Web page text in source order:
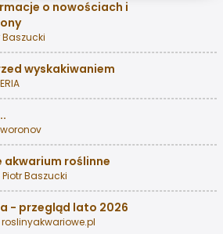
o nowościach i
Baszucki
wyskakiwaniem
woronov
akwarium roślinne
Piotr Baszucki
- przegląd lato 2026
roslinyakwariowe.pl